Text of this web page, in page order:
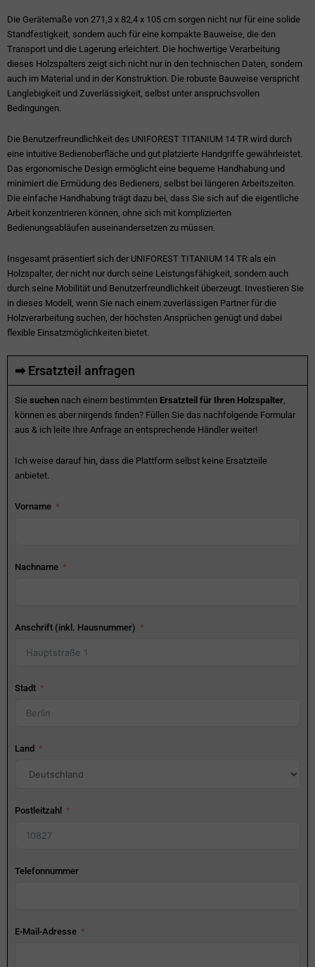
Die Gerätemaße von 271,3 x 82,4 x 105 cm sorgen nicht nur für eine solide
Standfestigkeit, sondern auch für eine kompakte Bauweise, die den
Transport und die Lagerung erleichtert. Die hochwertige Verarbeitung
dieses Holzspalters zeigt sich nicht nur in den technischen Daten, sondern
auch im Material und in der Konstruktion. Die robuste Bauweise verspricht
Langlebigkeit und Zuverlässigkeit, selbst unter anspruchsvollen
Bedingungen.
Die Benutzerfreundlichkeit des UNIFOREST TITANIUM 14 TR wird durch
eine intuitive Bedienoberfläche und gut platzierte Handgriffe gewährleistet.
Das ergonomische Design ermöglicht eine bequeme Handhabung und
minimiert die Ermüdung des Bedieners, selbst bei längeren Arbeitszeiten.
Die einfache Handhabung trägt dazu bei, dass Sie sich auf die eigentliche
Arbeit konzentrieren können, ohne sich mit komplizierten
Bedienungsabläufen auseinandersetzen zu müssen.
Insgesamt präsentiert sich der UNIFOREST TITANIUM 14 TR als ein
Holzspalter, der nicht nur durch seine Leistungsfähigkeit, sondern auch
durch seine Mobilität und Benutzerfreundlichkeit überzeugt. Investieren Sie
in dieses Modell, wenn Sie nach einem zuverlässigen Partner für die
Holzverarbeitung suchen, der höchsten Ansprüchen genügt und dabei
flexible Einsatzmöglichkeiten bietet.
➡ Ersatzteil anfragen
Sie suchen nach einem bestimmten Ersatzteil für Ihren Holzspalter,
können es aber nirgends finden? Füllen Sie das nachfolgende Formular
aus & ich leite Ihre Anfrage an entsprechende Händler weiter!
Ich weise darauf hin, dass die Plattform selbst keine Ersatzteile
anbietet.
Vorname
Nachname
Anschrift (inkl. Hausnummer)
Stadt
Land
Postleitzahl
Telefonnummer
E-Mail-Adresse